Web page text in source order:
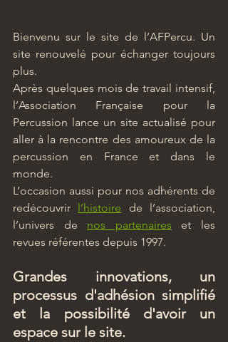
Bienvenu sur le site de l’AFPercu. Un
site renouvelé pour échanger toujours
plus.
Après quelques mois de travail intensif,
l’Association Française pour la
Percussion lance un site actualisé pour
aller à la rencontre des amoureux de la
percussion en France et dans le
monde.
L’occasion aussi pour nos adhérents de
redécouvrir l’histoire de l’association,
l’univers de nos partenaires et les
revues référentes depuis 1997.
Grandes innovations, un
processus d'adhésion simplifié
et la possibilité d'avoir un
espace sur le site.